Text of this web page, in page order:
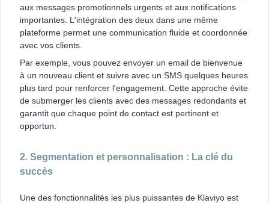
aux messages promotionnels urgents et aux notifications
importantes. L'intégration des deux dans une même
plateforme permet une communication fluide et coordonnée
avec vos clients.
Par exemple, vous pouvez envoyer un email de bienvenue
à un nouveau client et suivre avec un SMS quelques heures
plus tard pour renforcer l'engagement. Cette approche évite
de submerger les clients avec des messages redondants et
garantit que chaque point de contact est pertinent et
opportun.
2. Segmentation et personnalisation : La clé du
succès
Une des fonctionnalités les plus puissantes de Klaviyo est